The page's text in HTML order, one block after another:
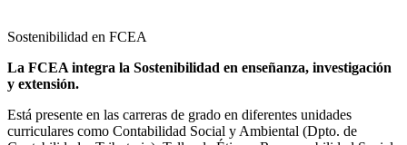
Sostenibilidad en FCEA
La FCEA integra la Sostenibilidad en enseñanza, investigación
y extensión.
Está presente en las carreras de grado en diferentes unidades
curriculares como Contabilidad Social y Ambiental (Dpto. de